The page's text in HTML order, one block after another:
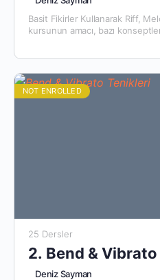
Basit Fikirler Kullanarak Riff,
kursunun amacı, bazı
NOT ENROLLED
25 Dersler
2. Bend & Vibrato
Deniz Sayman